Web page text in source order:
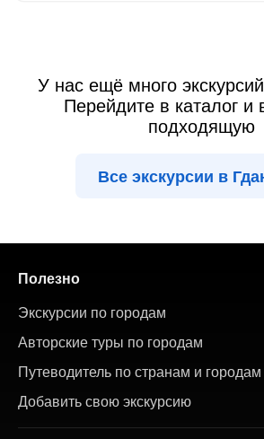
У нас ещё много
Перейдите в каталог и
подходящую
Все экскурсии в
Полезно
Экскурсии по городам
Авторские туры по городам
Путеводитель по странам и городам
Добавить свою экскурсию